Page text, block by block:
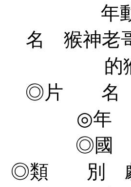
年
猴神老哥/
的
◎片 名
◎年
◎國
◎類 別 劇